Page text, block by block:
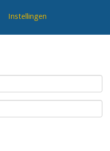
Instellingen